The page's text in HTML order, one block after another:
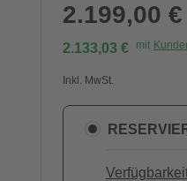
2.199,00 €
2.133,03 € mit
Inkl. MwSt.